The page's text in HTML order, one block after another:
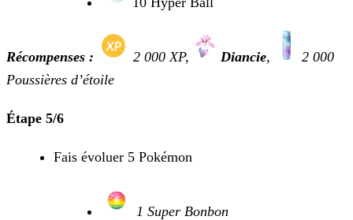
Récompenses : 2 000 XP, Diancie,
2 000
Poussières d’étoile
Étape 5/6
Fais évoluer 5 Pokémon
1 Super Bonbon